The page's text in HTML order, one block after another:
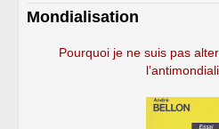
Mondialisation
Pourquoi je ne suis pas